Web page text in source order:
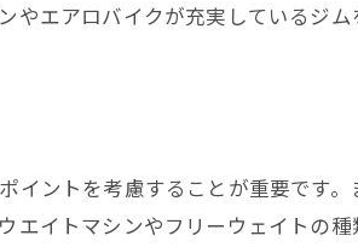
して通えるジムの見つけ方
したジムの選び方
スを提供するジムのメリット
ネスプログラムのあるジムの魅力
やエアロバイクが充実しているジ
ントを考慮することが重要です
イトマシンやフリーウェイトの